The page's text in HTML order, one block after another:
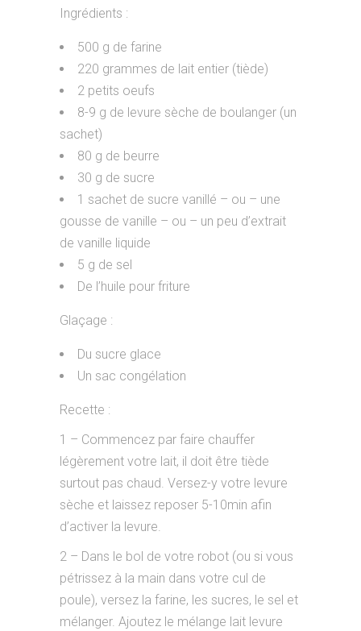
Ingrédients :
500 g de farine
220 grammes de lait entier (tiède)
2 petits oeufs
8-9 g de levure sèche de boulanger (un
sachet)
80 g de beurre
30 g de sucre
1 sachet de sucre vanillé – ou – une
gousse de vanille – ou – un peu d’extrait
de vanille liquide
5 g de sel
De l’huile pour friture
Glaçage :
Du sucre glace
Un sac congélation
Recette :
1 – Commencez par faire chauffer
légèrement votre lait, il doit être tiède
surtout pas chaud. Versez-y votre levure
sèche et laissez reposer 5-10min afin
d’activer la levure.
2 – Dans le bol de votre robot (ou si vous
pétrissez à la main dans votre cul de
poule), versez la farine, les sucres, le sel et
mélanger. Ajoutez le mélange lait levure